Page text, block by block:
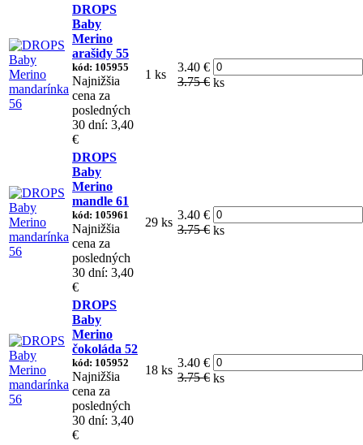
DROPS
Baby
Merino
arašidy 55
kód: 105955
Najnižšia
cena za
posledných
30 dní: 3,40
€
1 ks
3.40 €
3.75 € ks
DROPS
Baby
Merino
mandle 61
kód: 105961
Najnižšia
cena za
posledných
30 dní: 3,40
€
29 ks
3.40 €
3.75 € ks
DROPS
Baby
Merino
čokoláda 52
kód: 105952
Najnižšia
cena za
posledných
30 dní: 3,40
€
18 ks
3.40 €
3.75 € ks